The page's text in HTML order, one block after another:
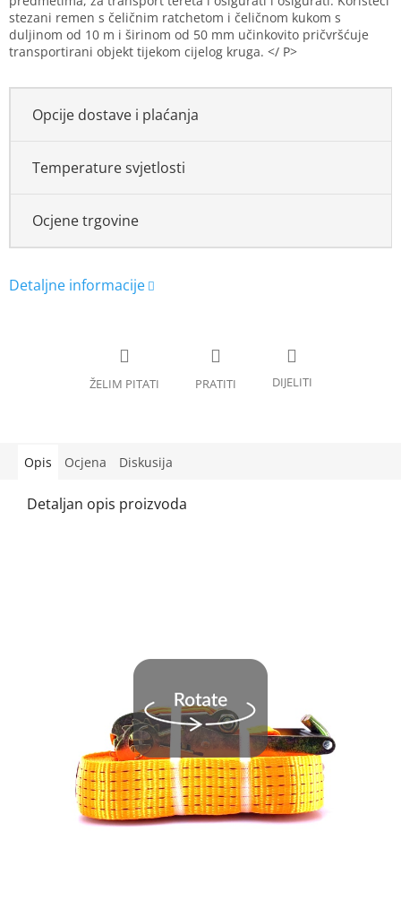
stezani remen s čeličnim ratchetom i čeličnom kukom s
duljinom od 10 m i širinom od 50 mm učinkovito pričvršćuje
transportirani objekt tijekom cijelog kruga. </ P>
Opcije dostave i plaćanja
Temperature svjetlosti
Ocjene trgovine
Opis Ocjena Diskusija